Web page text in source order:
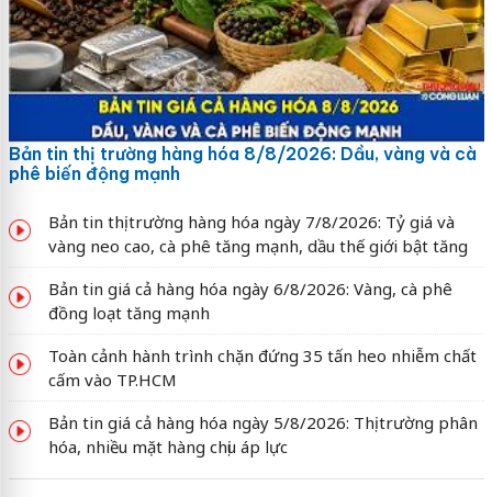
Bản tin thị trường hàng hóa 8/8/2026: Dầu, vàng và cà
phê biến động mạnh
Bản tin thị trường hàng hóa ngày 7/8/2026: Tỷ giá và
vàng neo cao, cà phê tăng mạnh, dầu thế giới bật tăng
Bản tin giá cả hàng hóa ngày 6/8/2026: Vàng, cà phê
đồng loạt tăng mạnh
Toàn cảnh hành trình chặn đứng 35 tấn heo nhiễm chất
cấm vào TP.HCM
Bản tin giá cả hàng hóa ngày 5/8/2026: Thị trường phân
hóa, nhiều mặt hàng chịu áp lực